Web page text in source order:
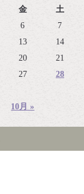
金 土
10月 »
6
7
13
14
20
21
27
28